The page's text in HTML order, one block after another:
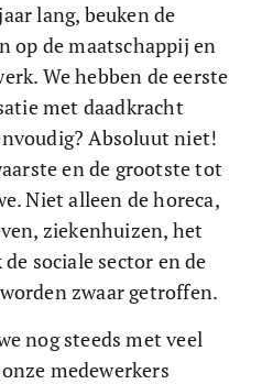
lang, beuken de
op de maatschappij en
We hebben de eerste
met daadkracht
Absoluut niet!
en de grootste tot
Niet alleen de horeca,
ziekenhuizen, het
sociale sector en de
zwaar getroffen.
nog steeds met veel
medewerkers